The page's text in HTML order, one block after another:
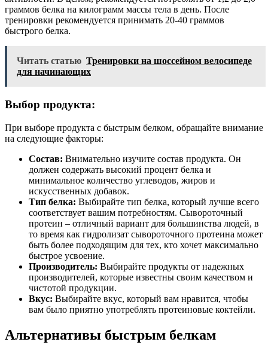
граммов белка на килограмм массы тела в день. После
тренировки рекомендуется принимать 20-40 граммов
быстрого белка.
Читать статью Тренировки на шоссейном велосипеде
для начинающих
Выбор продукта:
При выборе продукта с быстрым белком, обращайте внимание
на следующие факторы:
Состав: Внимательно изучите состав продукта. Он
должен содержать высокий процент белка и
минимальное количество углеводов, жиров и
искусственных добавок.
Тип белка: Выбирайте тип белка, который лучше всего
соответствует вашим потребностям. Сывороточный
протеин – отличный вариант для большинства людей, в
то время как гидролизат сывороточного протеина может
быть более подходящим для тех, кто хочет максимально
быстрое усвоение.
Производитель: Выбирайте продукты от надежных
производителей, которые известны своим качеством и
чистотой продукции.
Вкус: Выбирайте вкус, который вам нравится, чтобы
вам было приятно употреблять протеиновые коктейли.
Альтернативы быстрым белкам